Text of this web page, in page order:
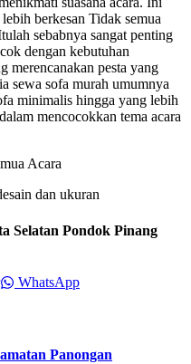
berkesan Tidak semua
sebabnya sangat penting
dengan kebutuhan
merencanakan pesta yang
sewa sofa murah umumnya
minimalis hingga yang lebih
mencocokkan tema acara
Acara
dan ukuran
Selatan Pondok Pinang
WhatsApp
Panongan